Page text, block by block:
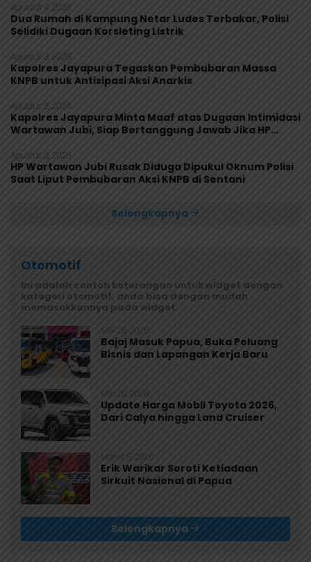
Agustus 4, 2026
Dua Rumah di Kampung Netar Ludes Terbakar, Polisi
Selidiki Dugaan Korsleting Listrik
Agustus 3, 2026
Kapolres Jayapura Tegaskan Pembubaran Massa
KNPB untuk Antisipasi Aksi Anarkis
Agustus 3, 2026
Kapolres Jayapura Minta Maaf atas Dugaan Intimidasi
Wartawan Jubi, Siap Bertanggung Jawab Jika HP
Agustus 3, 2026
HP Wartawan Jubi Rusak Diduga Dipukul Oknum Polisi
Saat Liput Pembubaran Aksi KNPB di Sentani
Selengkapnya
Otomotif
Ini adalah contoh keterangan untuk widget dengan
kategori otomotif, anda bisa dengan mudah
memasukkannya pada widget.
Mei 29, 2026
Bajaj Masuk Papua, Buka Peluang
Bisnis dan Lapangan Kerja Baru
Mei 29, 2026
Update Harga Mobil Toyota 2026,
Dari Calya hingga Land Cruiser
Maret 5, 2026
Erik Warikar Soroti Ketiadaan
Sirkuit Nasional di Papua
Selengkapnya